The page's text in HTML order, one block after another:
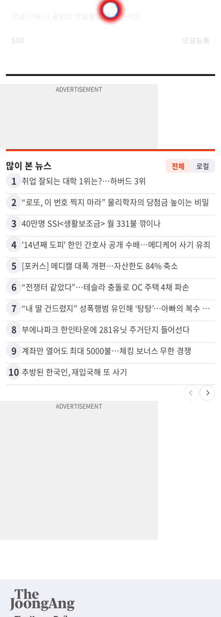
많이 본 뉴스 전체 로컬
1 취업 잘되는 대학 1위는?…하버드 3위
2 “로또, 이 번호 찍지 마라” 물리학자의 당첨금 높이는 비밀
3 40만명 SSI<생활보조금> 월 331불 깎이나
4 '14년째 도피' 한인 간호사 공개 수배…메디케어 사기 유죄
5 [포커스] 메디캘 대폭 개편…자산한도 84% 축소
6 “전쟁터 같았다”…테슬라 충돌로 OC 주택 4채 파손
7 “내 딸 건드렸지” 성폭행범 유인해 ‘탕탕’…아빠의 복수 결말
8 부에나파크 한인타운에 281유닛 주거단지 들어선다
9 계좌만 열어도 최대 5000불…체킹 보너스 무한 경쟁
10 추방된 한국인, 재입국해 또 사기